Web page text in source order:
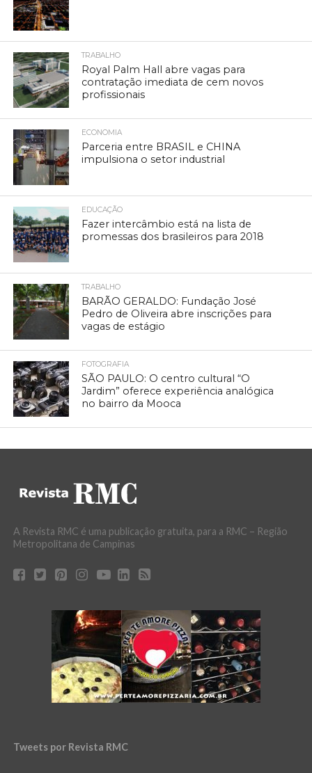
TRABALHO
Royal Palm Hall abre vagas para
contratação imediata de cem novos
profissionais
ECONOMIA
Parceria entre BRASIL e CHINA
impulsiona o setor industrial
EDUCAÇÃO
Fazer intercâmbio está na lista de
promessas dos brasileiros para 2018
TRABALHO
BARÃO GERALDO: Fundação José
Pedro de Oliveira abre inscrições para
vagas de estágio
FOTOGRAFIA
SÃO PAULO: O centro cultural “O
Jardim” oferece experiência analógica
no bairro da Mooca
A Revista RMC é uma publicação gratuita, para a RMC – Região
Metropolitana de Campinas
Tweets por Revista RMC